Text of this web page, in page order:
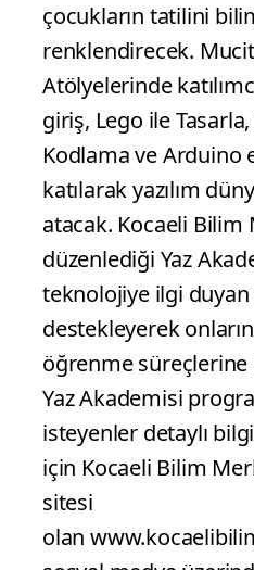
çocukların tatilini
renklendirecek.
Atölyelerinde
giriş, Lego ile
Kodlama ve Arduino
katılarak yazılım
atacak. Kocaeli Bilim
düzenlediği Yaz
teknolojiye ilgi duyan
destekleyerek
öğrenme süreçlerine
Yaz Akademisi
isteyenler detaylı
için Kocaeli Bilim
sitesi
olan